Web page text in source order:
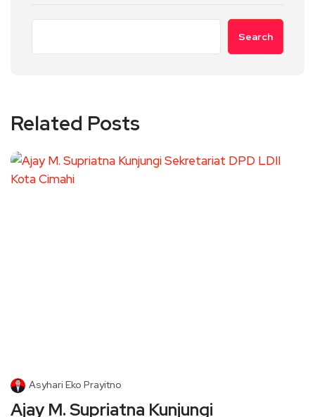
Search
Related Posts
Asyhari Eko Prayitno
Ajay M. Supriatna Kunjungi